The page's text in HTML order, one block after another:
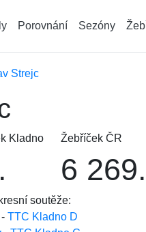
Porovnání Sezóny
Strejc
Kladno Žebříček ČR
6 269.
soutěže:
- TTC Kladno D